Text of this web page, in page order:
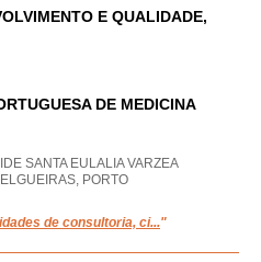
E QUALIDADE,
DE MEDICINA
SANTA EULALIA VARZEA
PORTO
de consultoria, ci..."